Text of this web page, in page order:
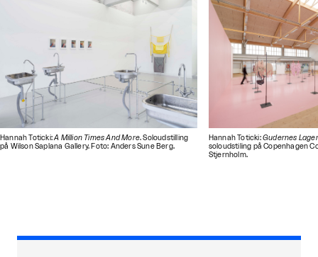
Hannah Toticki:A Million Times And More. Soloudstilling
på Wilson Saplana Gallery. Foto: Anders Sune Berg.
Hannah Toticki: Gudernes Lager
soloudstiling på Copenhagen
Stjernholm.